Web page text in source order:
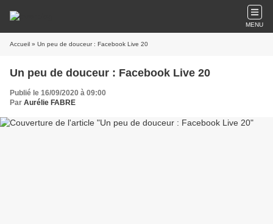
MENU
Accueil » Un peu de douceur : Facebook Live 20
Un peu de douceur : Facebook Live 20
Publié le 16/09/2020 à 09:00
Par Aurélie FABRE